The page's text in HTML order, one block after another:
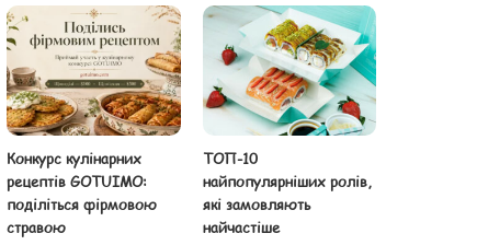
Конкурс кулінарних
рецептів GOTUIMO:
поділіться фірмовою
стравою
ТОП-10
найпопулярніших ролів,
які замовляють
найчастіше